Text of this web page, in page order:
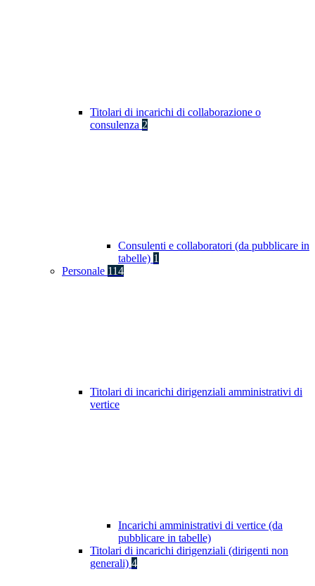
Titolari di incarichi di collaborazione o
consulenza 2
Consulenti e collaboratori (da pubblicare in
tabelle) 1
Personale 114
Titolari di incarichi dirigenziali amministrativi di
vertice
Incarichi amministrativi di vertice (da
pubblicare in tabelle)
Titolari di incarichi dirigenziali (dirigenti non
generali) 4